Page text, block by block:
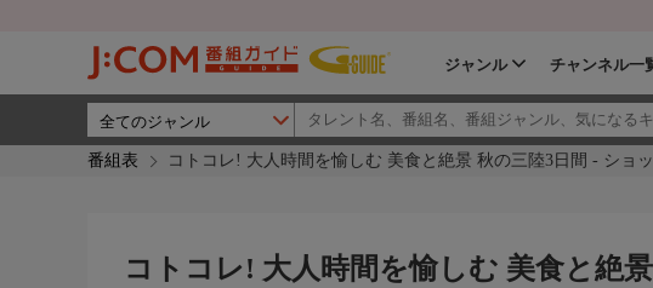
ジャンル チャンネル一
番組表 コトコレ! 大人時間を愉しむ 美食と絶景 秋の三陸3日間 - ショ
コトコレ! 大人時間を愉しむ 美食と絶